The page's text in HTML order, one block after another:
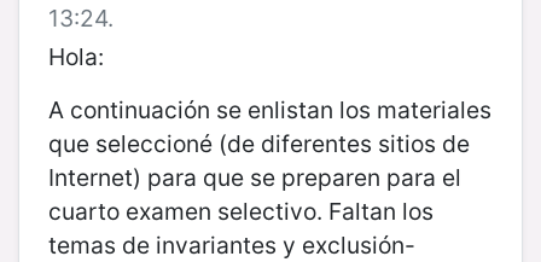
13:24.
Hola:
A continuación se enlistan los materiales
que seleccioné (de diferentes sitios de
Internet) para que se preparen para el
cuarto examen selectivo. Faltan los
temas de invariantes y exclusión-